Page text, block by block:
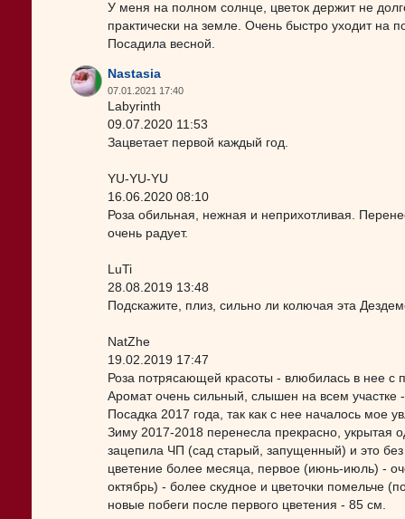
У меня на полном солнце, цветок держит не
практически на земле. Очень быстро уходит на
Посадила весной.
Nastasia
07.01.2021 17:40
Labyrinth
09.07.2020 11:53
Зацветает первой каждый год.
YU-YU-YU
16.06.2020 08:10
Роза обильная, нежная и неприхотливая.
очень радует.
LuTi
28.08.2019 13:48
Подскажите, плиз, сильно ли колючая эта
NatZhe
19.02.2019 17:47
Роза потрясающей красоты - влюбилась в нее с
Аромат очень сильный, слышен на всем
Посадка 2017 года, так как с нее началось мое
Зиму 2017-2018 перенесла прекрасно, укрытая
зацепила ЧП (сад старый, запущенный) и это
цветение более месяца, первое (июнь-июль) -
октябрь) - более скудное и цветочки помельче
новые побеги после первого цветения - 85 см.